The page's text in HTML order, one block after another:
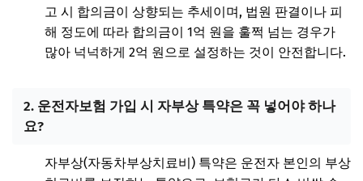
고 시 합의금이 상향되는 추세이며, 법원 판결이나 피
해 정도에 따라 합의금이 1억 원을 훌쩍 넘는 경우가
많아 넉넉하게 2억 원으로 설정하는 것이 안전합니다.
2. 운전자보험 가입 시 자부상 특약은 꼭 넣어야 하나
요?
자부상(자동차부상치료비) 특약은 운전자 본인의 부상